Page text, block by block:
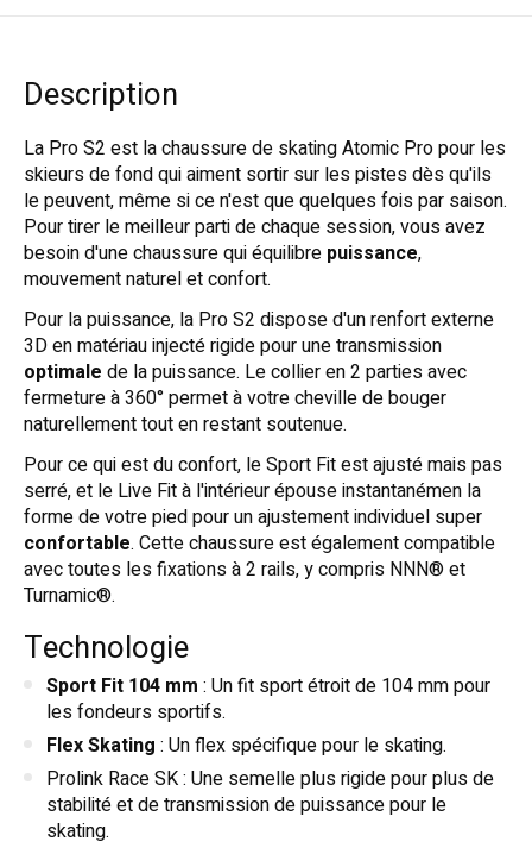
Description
La Pro S2 est la chaussure de skating Atomic Pro pour les
skieurs de fond qui aiment sortir sur les pistes dès qu'ils
le peuvent, même si ce n'est que quelques fois par saison.
Pour tirer le meilleur parti de chaque session, vous avez
besoin d'une chaussure qui équilibre puissance,
mouvement naturel et confort.
Pour la puissance, la Pro S2 dispose d'un renfort externe
3D en matériau injecté rigide pour une transmission
optimale de la puissance. Le collier en 2 parties avec
fermeture à 360° permet à votre cheville de bouger
naturellement tout en restant soutenue.
Pour ce qui est du confort, le Sport Fit est ajusté mais pas
serré, et le Live Fit à l'intérieur épouse instantanémen la
forme de votre pied pour un ajustement individuel super
confortable. Cette chaussure est également compatible
avec toutes les fixations à 2 rails, y compris NNN® et
Turnamic®.
Technologie
Sport Fit 104 mm : Un fit sport étroit de 104 mm pour
les fondeurs sportifs.
Flex Skating : Un flex spécifique pour le skating.
Prolink Race SK : Une semelle plus rigide pour plus de
stabilité et de transmission de puissance pour le
skating.